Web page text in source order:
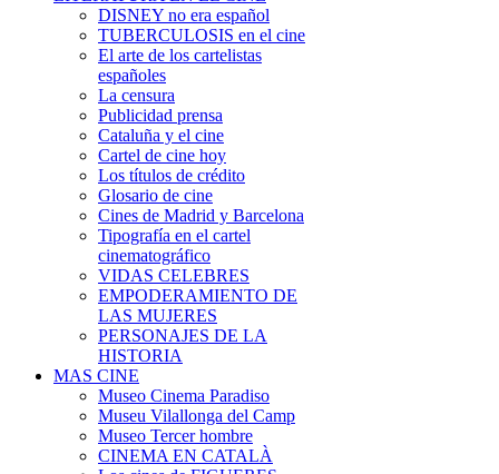
DISNEY no era español
TUBERCULOSIS en el cine
El arte de los cartelistas
españoles
La censura
Publicidad prensa
Cataluña y el cine
Cartel de cine hoy
Los títulos de crédito
Glosario de cine
Cines de Madrid y Barcelona
Tipografía en el cartel
cinematográfico
VIDAS CELEBRES
EMPODERAMIENTO DE
LAS MUJERES
PERSONAJES DE LA
HISTORIA
MAS CINE
Museo Cinema Paradiso
Museu Vilallonga del Camp
Museo Tercer hombre
CINEMA EN CATALÀ